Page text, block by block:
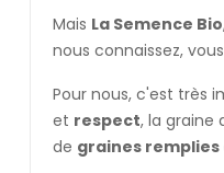
Mais La Semence Bio
nous connaissez,
Pour nous, c'est très
et respect, la graine
de graines remplies